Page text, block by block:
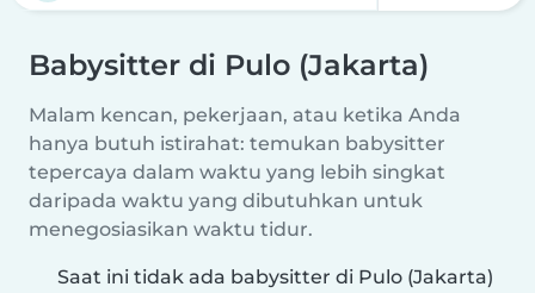
Babysitter di Pulo (Jakarta)
Malam kencan, pekerjaan, atau ketika Anda
hanya butuh istirahat: temukan babysitter
tepercaya dalam waktu yang lebih singkat
daripada waktu yang dibutuhkan untuk
menegosiasikan waktu tidur.
Saat ini tidak ada babysitter di Pulo (Jakarta)